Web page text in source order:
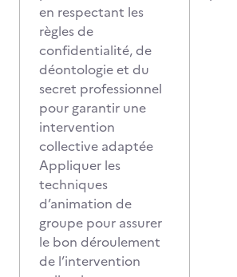
en respectant les
règles de
confidentialité, de
déontologie et du
secret professionnel
pour garantir une
intervention
collective adaptée
Appliquer les
techniques
d’animation de
groupe pour assurer
le bon déroulement
de l’intervention